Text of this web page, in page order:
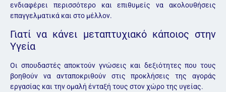
ενδιαφέρει περισσότερο και επιθυμείς να ακολουθήσεις
επαγγελματικά και στο μέλλον.
Γιατί να κάνει μεταπτυχιακό κάποιος στην
Υγεία
Οι σπουδαστές αποκτούν γνώσεις και δεξιότητες που τους
βοηθούν να ανταποκριθούν στις προκλήσεις της αγοράς
εργασίας και την ομαλή ένταξή τους στον χώρο της υγείας.